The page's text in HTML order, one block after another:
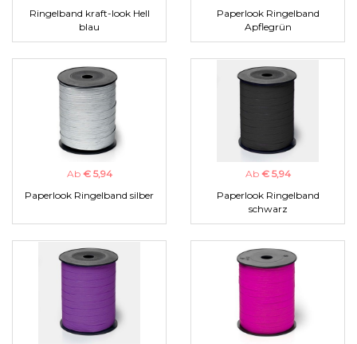
Ringelband kraft-look Hell
blau
Paperlook Ringelband
Apflegrün
Ab € 5,94
Paperlook Ringelband silber
Ab € 5,94
Paperlook Ringelband
schwarz